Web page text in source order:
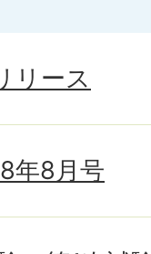
リース
年8月号